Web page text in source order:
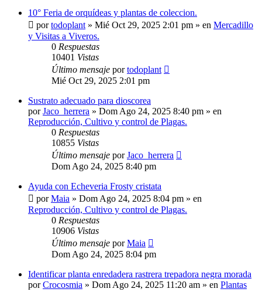
10° Feria de orquídeas y plantas de coleccion.
portodoplant » Mié Oct 29, 2025 2:01 pm » en Mercadillo
y Visitas a Viveros.
0 Respuestas
10401 Vistas
Último mensaje portodoplant
Mié Oct 29, 2025 2:01 pm
Sustrato adecuado para dioscorea
porJaco_herrera » Dom Ago 24, 2025 8:40 pm » en
Reproducción, Cultivo y control de Plagas.
0 Respuestas
10855 Vistas
Último mensaje porJaco_herrera
Dom Ago 24, 2025 8:40 pm
Ayuda con Echeveria Frosty cristata
porMaia » Dom Ago 24, 2025 8:04 pm » en
Reproducción, Cultivo y control de Plagas.
0 Respuestas
10906 Vistas
Último mensaje porMaia
Dom Ago 24, 2025 8:04 pm
Identificar planta enredadera rastrera trepadora negra morada
porCrocosmia » Dom Ago 24, 2025 11:20 am » en Plantas